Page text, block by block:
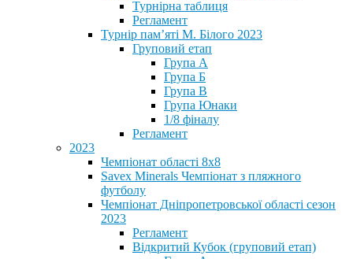
Турнірна таблиця
Регламент
Турнір пам’яті М. Білого 2023
Груповий етап
Група А
Група Б
Група В
Група Юнаки
1/8 фіналу
Регламент
2023
Чемпіонат області 8х8
Savex Minerals Чемпіонат з пляжного
футболу
Чемпіонат Дніпропетровської області сезон
2023
Регламент
Відкритий Кубок (груповий етап)